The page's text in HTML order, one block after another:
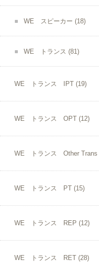
WE スピーカー (18)
WE トランス (81)
WE トランス IPT (19)
WE トランス OPT (12)
WE トランス Other Trans
WE トランス PT (15)
WE トランス REP (12)
WE トランス RET (28)